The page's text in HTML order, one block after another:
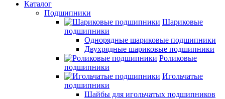
Каталог
Подшипники
Шариковые
подшипники
Однорядные шариковые подшипники
Двухрядные шариковые подшипники
Роликовые
подшипники
Игольчатые
подшипники
Шайбы для игольчатых подшипников